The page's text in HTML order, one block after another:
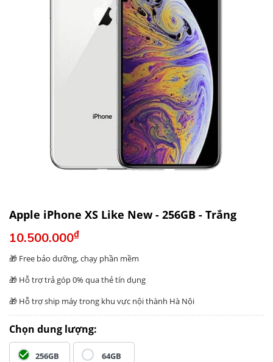
Apple iPhone XS Like New - 256GB - Trắng
10.500.000₫
🎁 Free bảo dưỡng, chạy phần mềm
🎁 Hỗ trợ trả góp 0% qua thẻ tín dụng
🎁 Hỗ trợ ship máy trong khu vực nội thành Hà Nội
Chọn dung lượng:
256GB 64GB